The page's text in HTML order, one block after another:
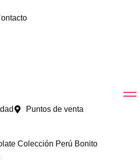
Puntos de venta
Colección Perú Bonito